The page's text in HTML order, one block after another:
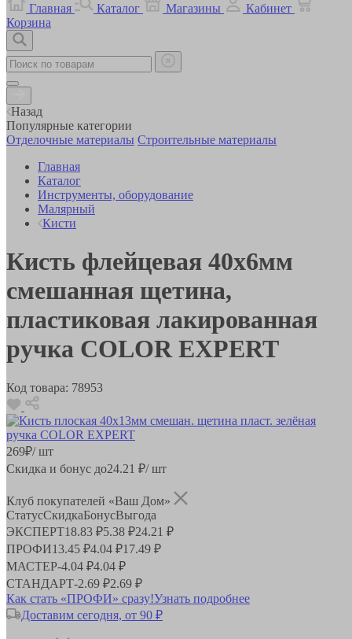
Главная
Каталог Магазины
Кабинет
Корзина
Назад
Популярные категории
Отделочные материалы Строительные материалы
Главная
Каталог
Инструменты, оборудование
Малярный
Кисти
Кисть флейцевая 40х6мм
смешанная щетина,
пластиковая лакированная
ручка COLOR EXPERT
Код товара: 78953
269₽/ шт
Скидка и бонус до24.21 ₽/ шт
Клуб покупателей «Ваш Дом»
СтатусСкидкаБонусВыгода
ЭКСПЕРТ18.83 ₽5.38 ₽24.21 ₽
ПРОФИ13.45 ₽4.04 ₽17.49 ₽
МАСТЕР-4.04 ₽4.04 ₽
СТАНДАРТ-2.69 ₽2.69 ₽
Как стать «ПРОФИ» сразу!Узнать подробнее
Доставим сегодня, от 90 ₽